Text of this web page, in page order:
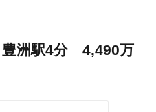
洲駅4分 4,490万